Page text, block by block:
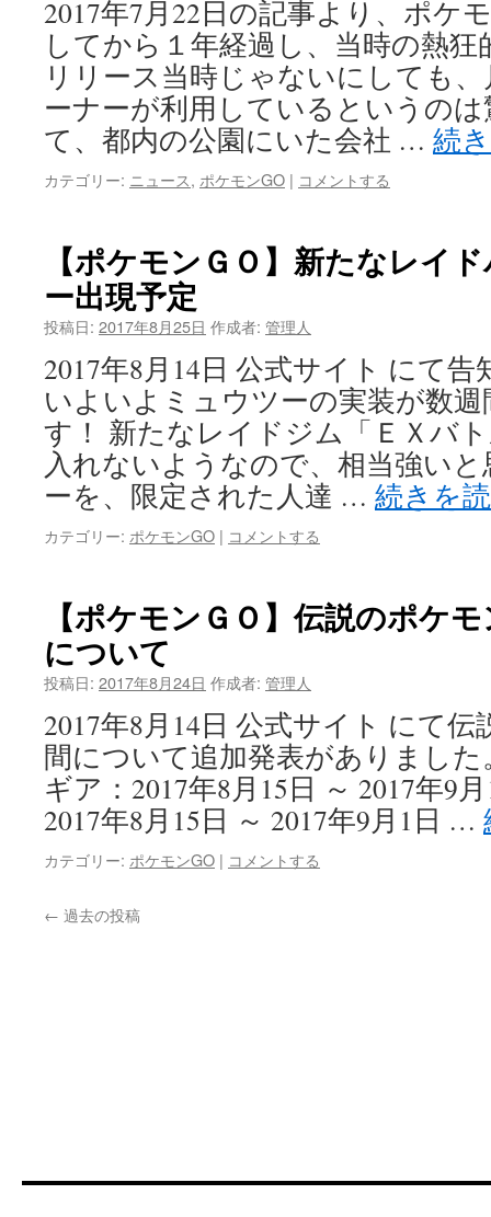
2017年7月22日の記事より、ポケ
してから１年経過し、当時の熱
リリース当時じゃないにしても
ーナーが利用しているというの
て、都内の公園にいた会社 … 続
カテゴリー: ニュース, ポケモンGO | コメントする
【ポケモンＧＯ】新たなレイ
ー出現予定
投稿日: 2017年8月25日 作成者: 管理人
2017年8月14日 公式サイト にて
いよいよミュウツーの実装が数
す！ 新たなレイドジム「ＥＸバ
入れないようなので、相当強い
ーを、限定された人達 … 続きを
カテゴリー: ポケモンGO | コメントする
【ポケモンＧＯ】伝説のポケ
について
投稿日: 2017年8月24日 作成者: 管理人
2017年8月14日 公式サイト にて
間について追加発表がありまし
ギア：2017年8月15日 ～ 2017年
2017年8月15日 ～ 2017年9月1日 …
カテゴリー: ポケモンGO | コメントする
← 過去の投稿